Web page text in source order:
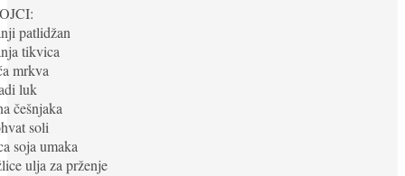
patlidžan
tikvica
mrkva
luk
češnjaka
soli
soja umaka
ulja za prženje